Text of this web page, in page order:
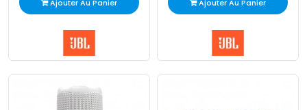
Ajouter Au Panier Ajouter Au Panier